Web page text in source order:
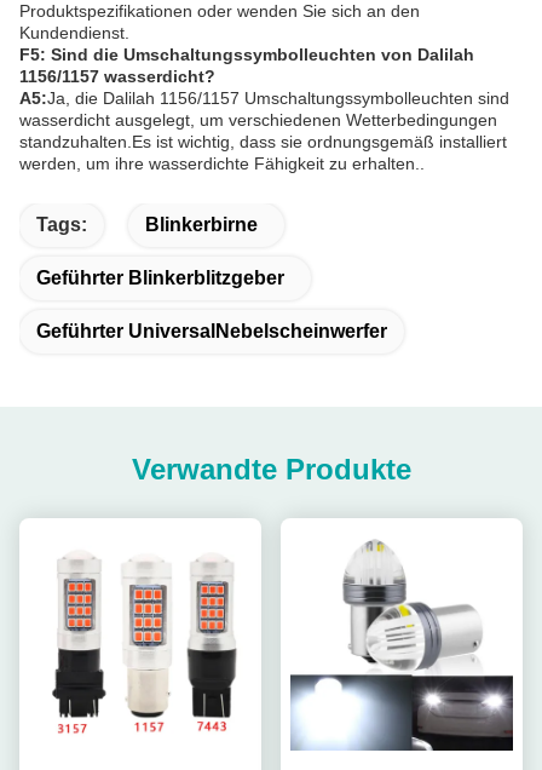
Produktspezifikationen oder wenden Sie sich an den
Kundendienst.
F5: Sind die Umschaltungssymbolleuchten von Dalilah
1156/1157 wasserdicht?
A5:Ja, die Dalilah 1156/1157 Umschaltungssymbolleuchten sind
wasserdicht ausgelegt, um verschiedenen Wetterbedingungen
standzuhalten.Es ist wichtig, dass sie ordnungsgemäß installiert
werden, um ihre wasserdichte Fähigkeit zu erhalten..
Tags: Blinkerbirne
Geführter Blinkerblitzgeber
Geführter UniversalNebelscheinwerfer
Verwandte Produkte